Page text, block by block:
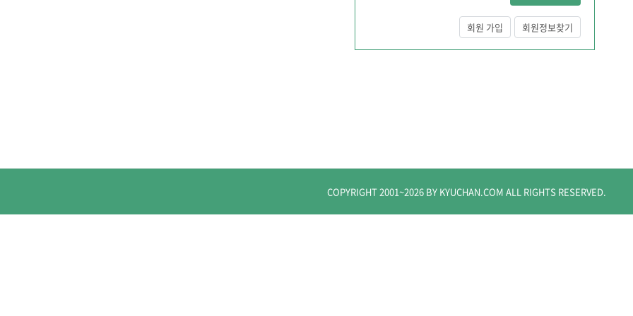
회원 가입 회원정보찾기
COPYRIGHT 2001~2026BY KYUCHAN.COM ALL RIGHTS RESERVED.